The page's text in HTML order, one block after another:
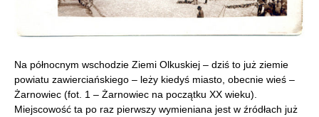
Na północnym wschodzie Ziemi Olkuskiej – dziś to już ziemie
powiatu zawierciańskiego – leży kiedyś miasto, obecnie wieś –
Żarnowiec (fot. 1 – Żarnowiec na początku XX wieku).
Miejscowość ta po raz pierwszy wymieniana jest w źródłach już